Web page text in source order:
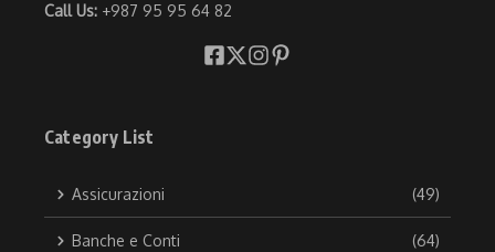
Call Us: +987 95 95 64 82
Category List
Assicurazioni (49)
Banche e Conti (64)